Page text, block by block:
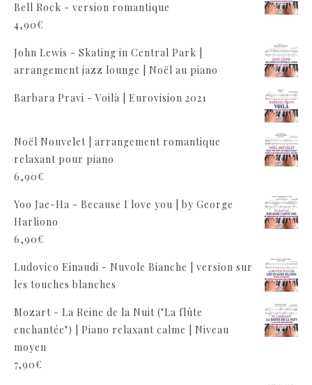
Bell Rock - version romantique
4,90€
John Lewis - Skating in Central Park |
arrangement jazz lounge | Noël au piano
Barbara Pravi - Voilà | Eurovision 2021
Noël Nouvelet | arrangement romantique
relaxant pour piano
6,90€
Yoo Jae-Ha - Because I love you | by George
Harliono
6,90€
Ludovico Einaudi - Nuvole Bianche | version sur
les touches blanches
Mozart - La Reine de la Nuit ("La flûte
enchantée") | Piano relaxant calme | Niveau
moyen
7,90€